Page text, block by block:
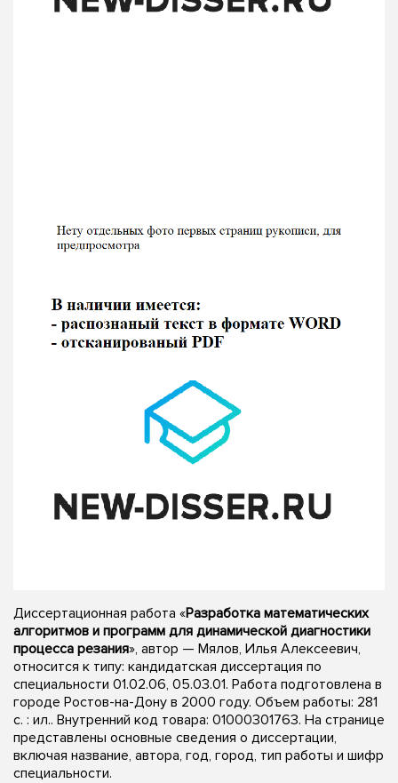
Диссертационная работа «Разработка математических
алгоритмов и программ для динамической диагностики
процесса резания», автор — Мялов, Илья Алексеевич,
относится к типу: кандидатская диссертация по
специальности 01.02.06, 05.03.01. Работа подготовлена в
городе Ростов-на-Дону в 2000 году. Объем работы: 281
с. : ил.. Внутренний код товара: 01000301763. На странице
представлены основные сведения о диссертации,
включая название, автора, год, город, тип работы и шифр
специальности.